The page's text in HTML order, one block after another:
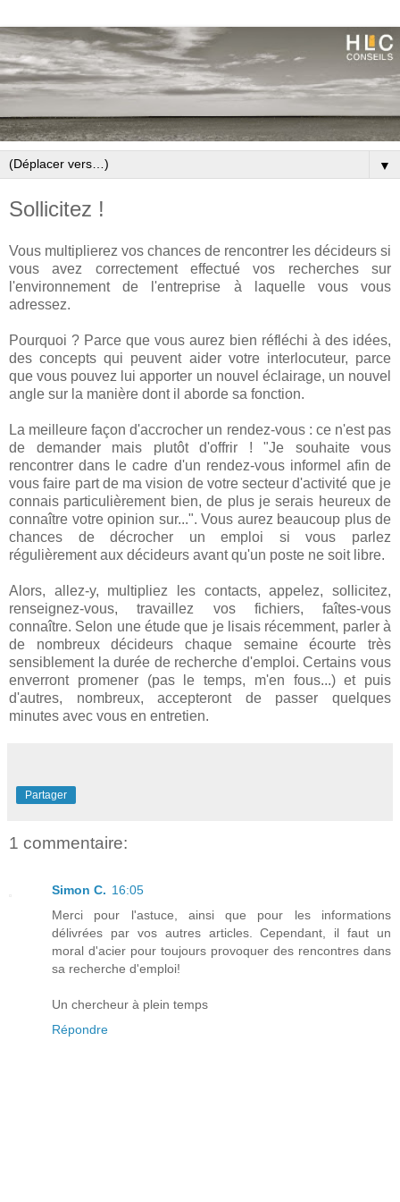
▼
Sollicitez !
Vous multiplierez vos chances de rencontrer les décideurs si
vous avez correctementeffectué vos recherches sur
l'environnementde l'entreprise à laquelle vous vous
adressez.
Pourquoi ? Parce que vous aurez bien réfléchi à des idées,
des concepts qui peuvent aider votre interlocuteur, parce
que vous pouvez lui apporter un nouvel éclairage, un nouvel
angle sur la manière dont il aborde sa fonction.
La meilleure façon d'accrocher un rendez-vous : ce n'est pas
de demander mais plutôt d'offrir ! "Je souhaite vous
rencontrer dans le cadre d'un rendez-vous informel afin de
vous faire part de ma vision de votre secteur d'activité que je
connais particulièrementbien, de plus je serais heureux de
connaître votre opinion sur...". Vous aurez beaucoup plus de
chances de décrocher un emploi si vous parlez
régulièrementaux décideurs avant qu'un poste ne soit libre.
Alors, allez-y, multipliez les contacts, appelez, sollicitez,
renseignez-vous, travaillez vos fichiers, faîtes-vous
connaître. Selon une étude que je lisais récemment, parler à
de nombreux décideurs chaque semaine écourte très
sensiblementla durée de recherche d'emploi. Certains vous
enverront promener (pas le temps, m'en fous...) et puis
d'autres, nombreux, accepteront de passer quelques
minutes avec vous en entretien.
Partager
1 commentaire:
Simon C. 16:05
Merci pour l'astuce, ainsi que pour les informations
délivrées par vos autres articles. Cependant, il faut un
moral d'acier pour toujours provoquer des rencontres dans
sa recherche d'emploi!
Un chercheur à plein temps
Répondre